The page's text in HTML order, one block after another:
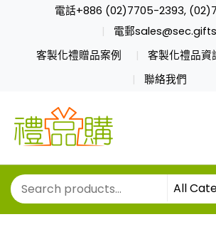
電話+886 (02)7705-2393,
電郵sales@sec.gifts
客製化禮贈品案例
客製化禮品資
聯絡我們